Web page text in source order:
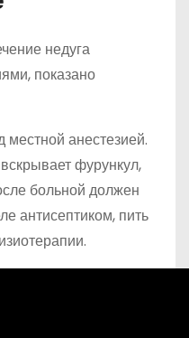
недуга
показано
анестезией.
фурункул,
больной должен
антисептиком, пить